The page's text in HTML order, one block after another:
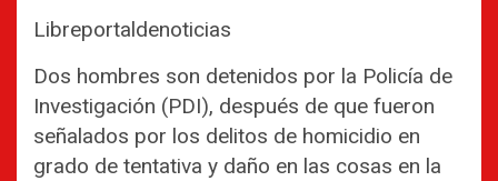
Libreportaldenoticias
Dos hombres son detenidos por la Policía de
Investigación (PDI), después de que fueron
señalados por los delitos de homicidio en
grado de tentativa y daño en las cosas en la